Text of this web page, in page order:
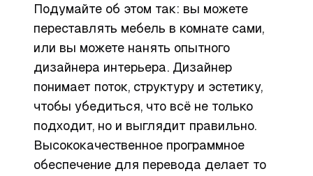
Подумайте об этом так: вы можете
переставлять мебель в комнате сами,
или вы можете нанять опытного
дизайнера интерьера. Дизайнер
понимает поток, структуру и эстетику,
чтобы убедиться, что всё не только
подходит, но и выглядит правильно.
Высококачественное программное
обеспечение для перевода делает то